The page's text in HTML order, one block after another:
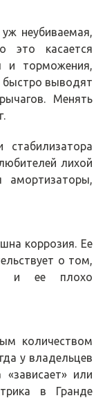
неубиваемая,
это касается
и торможения,
быстро выводят
Менять
стабилизатора
лихой
коррозия. Ее
о том,
и ее плохо
количеством
у владельцев
или
в Гранде